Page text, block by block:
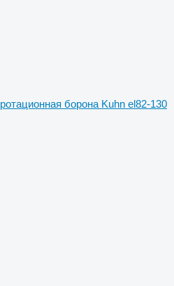
ротационная борона Kuhn el82-130